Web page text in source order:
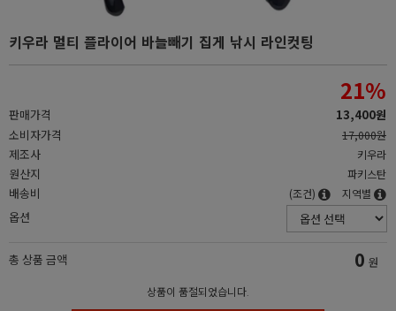
키우라 멀티 플라이어 바늘빼기 집게 낚시 라인컷팅
판매가격
21%
13,400원
소비자가격
17,000원
제조사 키우라
원산지 파키스탄
배송비 (조건) 지역별
옵션
총 상품 금액 0 원
상품이 품절되었습니다.